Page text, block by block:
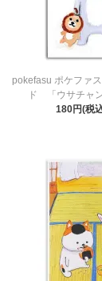
pokefasu ポケファ
ド 「ウサチ
180円(税